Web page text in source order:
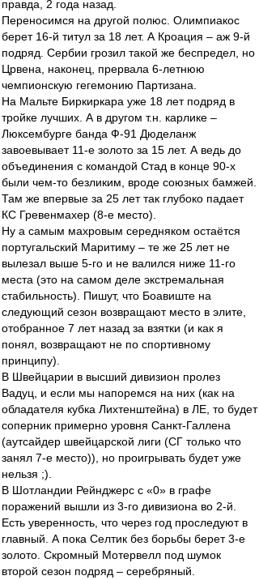
правда, 2 года назад.
Переносимся на другой полюс. Олимпиакос
берет 16-й титул за 18 лет. А Кроация – аж 9-й
подряд. Сербии грозил такой же беспредел, но
Црвена, наконец, прервала 6-летнюю
чемпионскую гегемонию Партизана.
На Мальте Биркиркара уже 18 лет подряд в
тройке лучших. А в другом т.н. карлике –
Люксембурге банда Ф-91 Дюделанж
завоевывает 11-е золото за 15 лет. А ведь до
объединения с командой Стад в конце 90-х
были чем-то безликим, вроде союзных бамжей.
Там же впервые за 25 лет так глубоко падает
КС Гревенмахер (8-е место).
Ну а самым махровым середняком остаётся
португальский Маритиму – те же 25 лет не
вылезал выше 5-го и не валился ниже 11-го
места (это на самом деле экстремальная
стабильность). Пишут, что Боавиште на
следующий сезон возвращают место в элите,
отобранное 7 лет назад за взятки (и как я
понял, возвращают не по спортивному
принципу).
В Швейцарии в высший дивизион пролез
Вадуц, и если мы напоремся на них (как на
обладателя кубка Лихтенштейна) в ЛЕ, то будет
соперник примерно уровня Санкт-Галлена
(аутсайдер швейцарской лиги (СГ только что
занял 7-е место)), но проигрывать будет уже
нельзя ;).
В Шотландии Рейнджерс с «0» в графе
поражений вышли из 3-го дивизиона во 2-й.
Есть уверенность, что через год проследуют в
главный. А пока Селтик без борьбы берет 3-е
золото. Скромный Мотервелл под шумок
второй сезон подряд – серебряный.